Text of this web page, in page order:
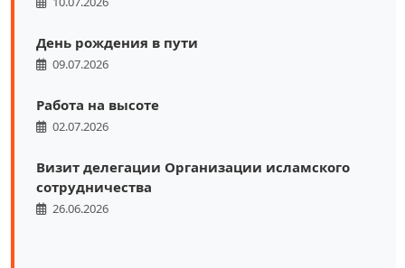
День рождения в пути
09.07.2026
Работа на высоте
02.07.2026
Визит делегации Организации исламского
сотрудничества
26.06.2026